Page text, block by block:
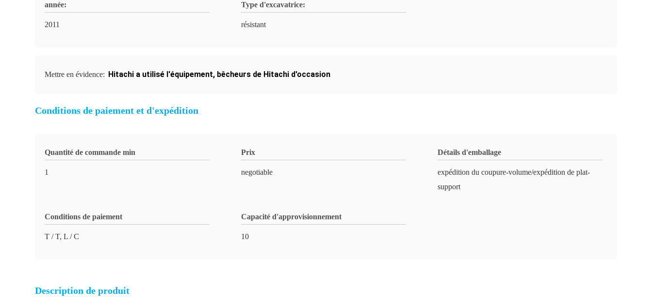
année:
2011
Type d'excavatrice:
résistant
Mettre en évidence: Hitachi a utilisé l'équipement, bêcheurs de Hitachi d'occasion
Conditions de paiement et d'expédition
Quantité de commande min
1
Prix
negotiable
Détails d'emballage
expédition du coupure-volume/expédition de plat-
support
Conditions de paiement
T / T, L / C
Capacité d'approvisionnement
10
Description de produit